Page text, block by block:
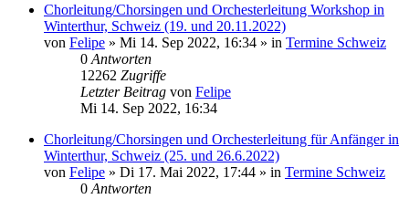
Chorleitung/Chorsingen und Orchesterleitung Workshop in
Winterthur, Schweiz (19. und 20.11.2022)
von Felipe » Mi 14. Sep 2022, 16:34 » in Termine Schweiz
0 Antworten
12262 Zugriffe
Letzter Beitrag von Felipe
Mi 14. Sep 2022, 16:34
Chorleitung/Chorsingen und Orchesterleitung für Anfänger in
Winterthur, Schweiz (25. und 26.6.2022)
von Felipe » Di 17. Mai 2022, 17:44 » in Termine Schweiz
0 Antworten